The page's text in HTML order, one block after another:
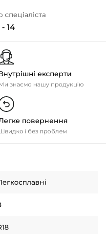
- 14
експерти
знаємо нашу продукцію
повернення
і без проблем